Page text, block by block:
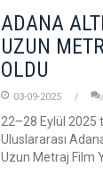
ADANA
UZUN
OLDU
03-09-2025
22–28 Eylül 2025
Uluslararası
Uzun Metraj Film